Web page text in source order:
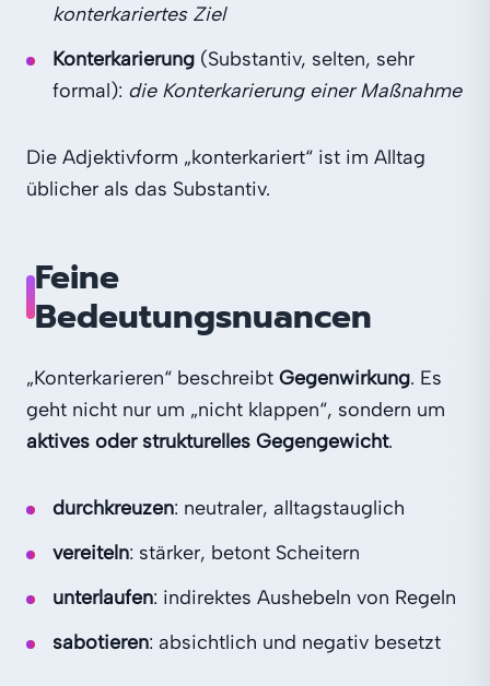
konterkariertes Ziel
Konterkarierung (Substantiv, selten, sehr
formal): die Konterkarierung einer Maßnahme
Die Adjektivform „konterkariert“ ist im Alltag
üblicher als das Substantiv.
Feine
Bedeutungsnuancen
„Konterkarieren“ beschreibt Gegenwirkung. Es
geht nicht nur um „nicht klappen“, sondern um
aktives oder strukturelles Gegengewicht.
durchkreuzen: neutraler, alltagstauglich
vereiteln: stärker, betont Scheitern
unterlaufen: indirektes Aushebeln von Regeln
sabotieren: absichtlich und negativ besetzt